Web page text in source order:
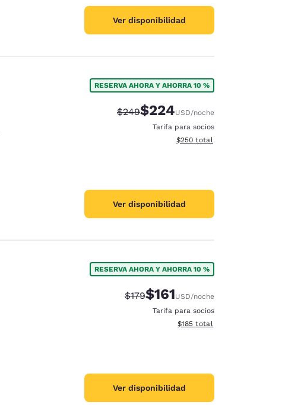
Ver disponibilidad
RESERVA AHORA Y AHORRA 10 %
Precio tachado:
$249Precio con descuento:
$224USD/noche
Tarifa para socios
Ver detalles del total
$250 total
Ver disponibilidad
RESERVA AHORA Y AHORRA 10 %
Precio tachado:
$179Precio con descuento:
$161USD/noche
Tarifa para socios
Ver detalles del total
$185 total
Ver disponibilidad